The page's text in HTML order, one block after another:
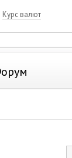
Курс валют